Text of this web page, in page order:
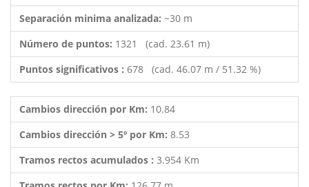
Separación minima analizada: ~30 m
Número de puntos: 1321 (cad. 23.61 m)
Puntos significativos : 678 (cad. 46.07 m / 51.32 %)
Cambios dirección por Km: 10.84
Cambios dirección > 5º por Km: 8.53
Tramos rectos acumulados : 3.954 Km